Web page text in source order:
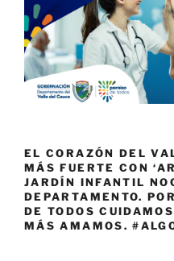
EL CORAZÓN DEL
MÁS FUERTE CON
JARDÍN INFANTIL
DEPARTAMENTO.
DE TODOS
MÁS AMAMOS.